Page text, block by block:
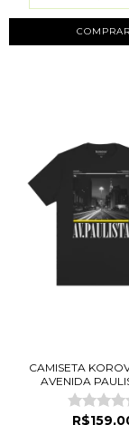
COMPRAR
CAMISETA
AVENIDA